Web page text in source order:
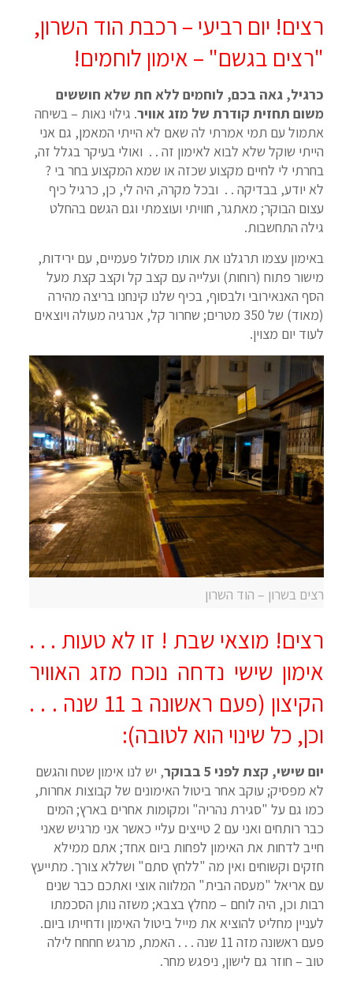
רצים! יום רביעי – רכבת הוד השרון,
"רצים בגשם" – אימון לוחמים!
כרגיל, גאה בכם, לוחמים ללא חת שלא חוששים
משום תחזית קודרת של מזג אוויר. גילוי נאות – בשיחה
אתמול עם תמי אמרתי לה שאם לא הייתי המאמן, גם אני
הייתי שוקל שלא לבוא לאימון זה . . ואולי בעיקר בגלל זה,
בחרתי לי לחיים מקצוע שכזה או שמא המקצוע בחר בי ?
לא יודע, בבדיקה . . ובכל מקרה, היה לי, כן, כרגיל כיף
עצום הבוקר; מאתגר, חוויתי ועוצמתי וגם הגשם בהחלט
גילה התחשבות.
באימון עצמו תרגלנו את אותו מסלול פעמיים, עם ירידות,
מישור פתוח (רוחות) ועלייה עם קצב קל וקצב קצת מעל
הסף האנאירובי ולבסוף, בכיף שלנו קינחנו בריצה מהירה
(מאוד) של 350 מטרים; שחרור קל, אנרגיה מעולה ויוצאים
לעוד יום מצוין.
רצים בשרון – הוד השרון
רצים! מוצאי שבת ! זו לא טעות . . .
אימון שישי נדחה נוכח מזג האוויר
הקיצון (פעם ראשונה ב 11 שנה . . .
וכן, כל שינוי הוא לטובה):
יום שישי, קצת לפני 5 בבוקר
, יש לנו אימון שטח והגשם
לא מפסיק; עוקב אחר ביטול האימונים של קבוצות אחרות,
כמו גם על "סגירת נהריה" ומקומות אחרים בארץ; המים
כבר רותחים ואני עם 2 טייצים עליי כאשר אני מרגיש שאני
חייב לדחות את האימון לפחות ביום אחד; אתם ממילא
חזקים וקשוחים ואין מה "ללחץ סתם" ושללא צורך. מתייעץ
עם אריאל "מעסה הבית" המלווה אוצי ואתכם כבר שנים
רבות וכן, היה לוחם – מחלץ בצבא; משזה נותן הסכמתו
לעניין מחליט להוציא את מייל ביטול האימון ודחייתו ביום.
פעם ראשונה מזה 11 שנה . . . האמת, מרגש חחחח לילה
טוב – חוזר גם לישון, ניפגש מחר.